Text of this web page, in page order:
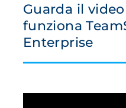
Guarda il
funziona
Enterprise